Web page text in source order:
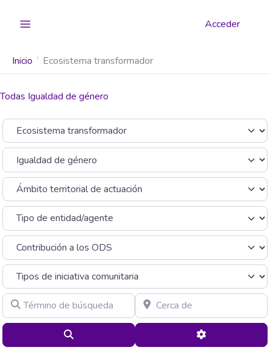
Acceder
Inicio Ecosistema transformador
Todas Igualdad de género
Seleccionar el formulario de búsqueda
Categoría
Término de búsqueda Cerca de
Advanced